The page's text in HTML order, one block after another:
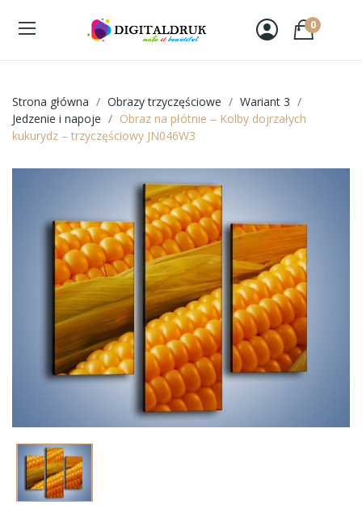
0
Strona główna Obrazy trzyczęściowe
Wariant 3
Jedzenie i napoje
Obraz na płótnie – Kolby dojrzałych
kukurydz – trzyczęściowy JN046W3